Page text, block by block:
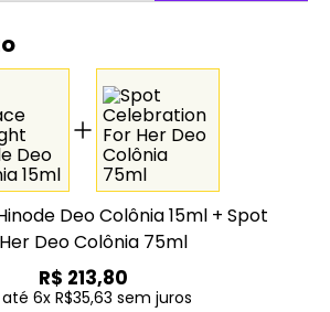
Deo Colônia 15ml + Spot
Deo Colônia 75ml
R$ 213,80
6x R$35,63 sem juros